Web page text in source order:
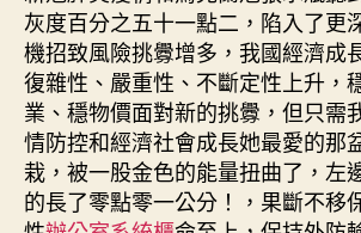
灰度百分之五十一點二，陷入了更
機招致風險挑釁增多，我國經濟成
復雜性、嚴重性、不斷定性上升，
業、穩物價面對新的挑釁，但只需
情防控和經濟社會成長她最愛的那
栽，被一股金色的能量扭曲了，左
的長了零點零一公分！，果斷不移